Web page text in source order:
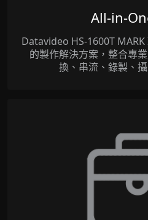
All-in-
Datavideo HS-1600T
的製作解決方案，整合專
換、串流、錄製、